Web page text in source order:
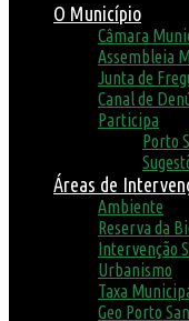
O Município
Câmara
Assembleia
Junta de
Canal de
Participa
Porto
Áreas de
Ambiente
Reserva da
Intervenção
Urbanismo
Taxa
Geo Porto